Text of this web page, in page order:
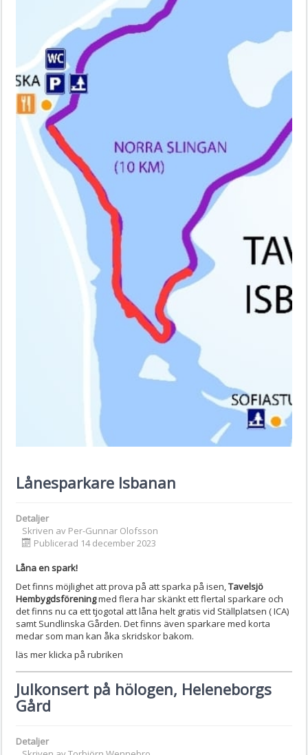
Lånesparkare Isbanan
Detaljer
Skriven av Per-Gunnar Olofsson
Publicerad 14 december 2023
Låna en spark!
Det finns möjlighet att prova på att sparka på isen,Tavelsjö
Hembygdsföreningmed flera har skänkt ett flertal sparkare och
det finns nu ca ett tjogotal att låna helt gratis vid Ställplatsen ( ICA)
samt Sundlinska Gården. Det finns även sparkare med korta
medar som man kan åka skridskor bakom.
läs mer klicka på rubriken
Julkonsert på hölogen, Heleneborgs
Gård
Detaljer